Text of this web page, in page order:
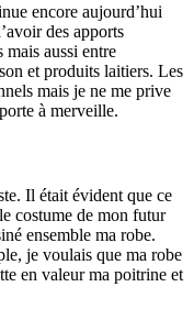
encore aujourd’hui
des apports
aussi entre
et produits laitiers. Les
mais je ne me prive
à merveille.
Il était évident que ce
costume de mon futur
ensemble ma robe.
je voulais que ma robe
en valeur ma poitrine et